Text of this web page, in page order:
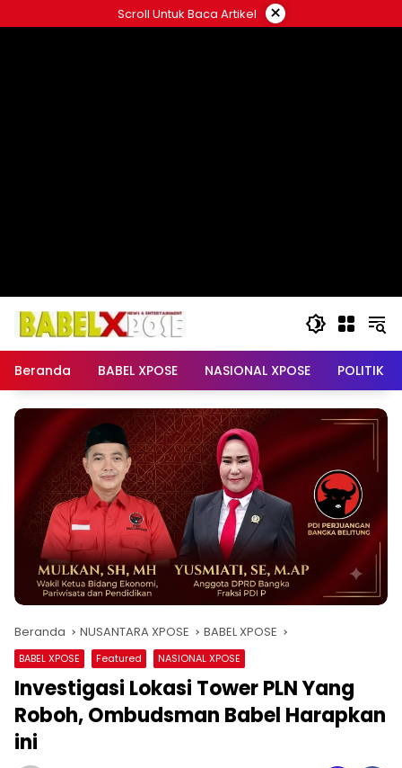
ke
Scroll Untuk Baca Artikel ×
Beranda BABEL XPOSE NASIONAL XPOSE POLITIK
Beranda NUSANTARA XPOSE BABEL XPOSE
BABEL XPOSE Featured NASIONAL XPOSE
Investigasi Lokasi Tower PLN Yang
Roboh, Ombudsman Babel Harapkan
ini